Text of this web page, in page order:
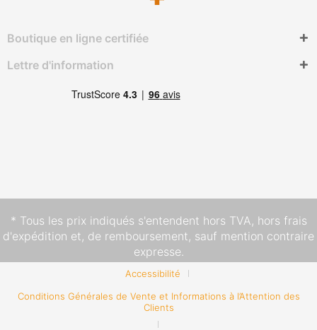
Boutique en ligne certifiée
Lettre d'information
* Tous les prix indiqués s'entendent hors TVA, hors frais
d'expédition et, de remboursement, sauf mention contraire
expresse.
Accessibilité
Conditions Générales de Vente et Informations à l’Attention des
Clients